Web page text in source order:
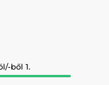
ből 1.